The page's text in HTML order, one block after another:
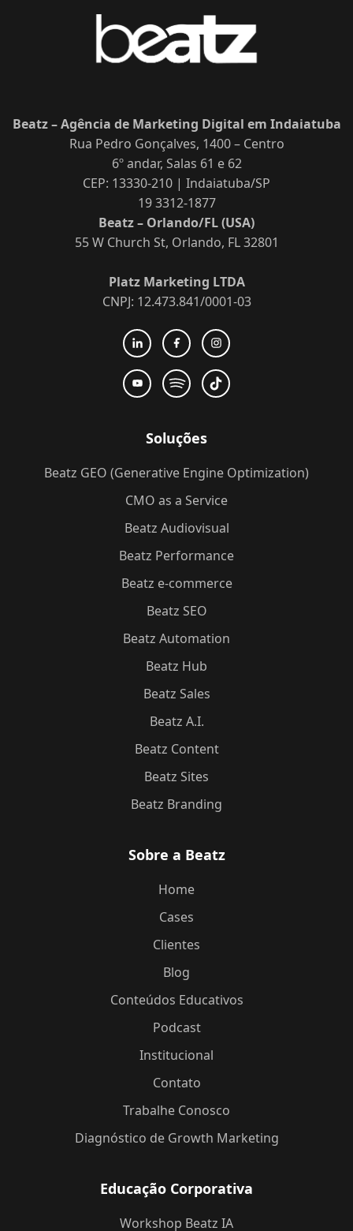
Beatz – Agência de Marketing Digital em Indaiatuba
Rua Pedro Gonçalves, 1400 – Centro
6º andar, Salas 61 e 62
CEP: 13330-210 | Indaiatuba/SP
19 3312-1877
Beatz – Orlando/FL (USA)
55 W Church St, Orlando, FL 32801
Platz Marketing LTDA
CNPJ: 12.473.841/0001-03
Soluções
Beatz GEO (Generative Engine Optimization)
CMO as a Service
Beatz Audiovisual
Beatz Performance
Beatz e-commerce
Beatz SEO
Beatz Automation
Beatz Hub
Beatz Sales
Beatz A.I.
Beatz Content
Beatz Sites
Beatz Branding
Sobre a Beatz
Home
Cases
Clientes
Blog
Conteúdos Educativos
Podcast
Institucional
Contato
Trabalhe Conosco
Diagnóstico de Growth Marketing
Educação Corporativa
Workshop Beatz IA